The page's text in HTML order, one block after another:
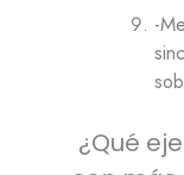
-
¿Qué